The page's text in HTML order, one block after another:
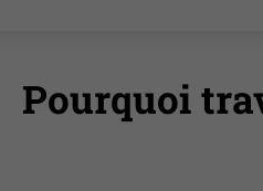
Pourquoi